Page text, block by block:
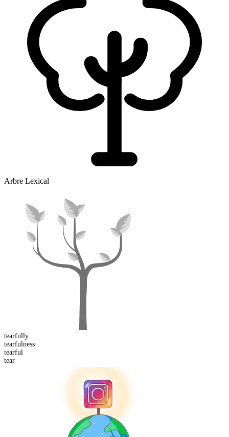
Arbre Lexical
tearfully
tearfulness
tearful
tear